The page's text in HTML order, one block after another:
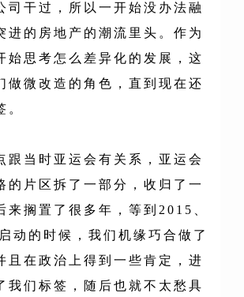
司干过，所以一开始没办法融
进的房地产的潮流里头。作为
始思考怎么差异化的发展，这
做微改造的角色，直到现在还
。
跟当时亚运会有关系，亚运会
的片区拆了一部分，收归了一
来搁置了很多年，等到2015、
动的时候，我们机缘巧合做了
且在政治上得到一些肯定，进
我们标签，随后也就不太愁具